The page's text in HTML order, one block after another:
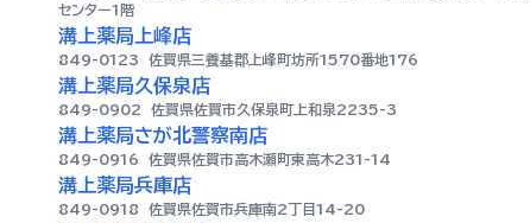
センター1階
溝上薬局上峰店
849-0123 佐賀県三養基郡上峰町坊所1570番地176
溝上薬局久保泉店
849-0902 佐賀県佐賀市久保泉町上和泉2235-3
溝上薬局さが北警察南店
849-0916 佐賀県佐賀市高木瀬町東高木231-14
溝上薬局兵庫店
849-0918 佐賀県佐賀市兵庫南2丁目14-20